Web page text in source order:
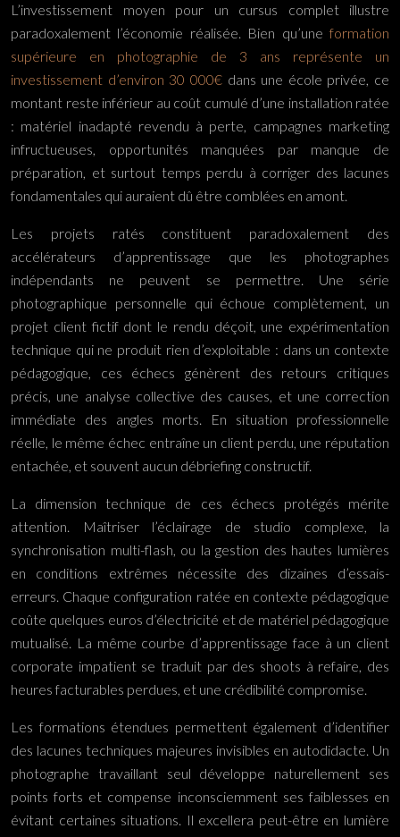
L’investissement moyen pour un cursus complet illustre
paradoxalement l’économie réalisée. Bien qu’une formation
supérieure en photographie de 3 ans représente un
investissement d’environ 30 000€dans une école privée, ce
montant reste inférieur au coût cumulé d’une installation ratée
: matériel inadapté revendu à perte, campagnes marketing
infructueuses, opportunités manquées par manque de
préparation, et surtout temps perdu à corriger des lacunes
fondamentales qui auraient dû être comblées en amont.
Les projets ratés constituent paradoxalement des
accélérateurs d’apprentissage que les photographes
indépendants ne peuvent se permettre. Une série
photographique personnelle qui échoue complètement, un
projet client fictif dont le rendu déçoit, une expérimentation
technique qui ne produit rien d’exploitable : dans un contexte
pédagogique, ces échecs génèrent des retours critiques
précis, une analyse collective des causes, et une correction
immédiate des angles morts. En situation professionnelle
réelle, le même échec entraîne un client perdu, une réputation
entachée, et souvent aucun débriefing constructif.
La dimension technique de ces échecs protégés mérite
attention. Maîtriser l’éclairage de studio complexe, la
synchronisation multi-flash, ou la gestion des hautes lumières
en conditions extrêmes nécessite des dizaines d’essais-
erreurs. Chaque configuration ratée en contexte pédagogique
coûte quelques euros d’électricité et de matériel pédagogique
mutualisé. La même courbe d’apprentissage face à un client
corporate impatient se traduit par des shoots à refaire, des
heures facturables perdues, et une crédibilité compromise.
Les formations étendues permettent également d’identifier
des lacunes techniques majeures invisibles en autodidacte. Un
photographe travaillant seul développe naturellement ses
points forts et compense inconsciemment ses faiblesses en
évitant certaines situations. Il excellera peut-être en lumière